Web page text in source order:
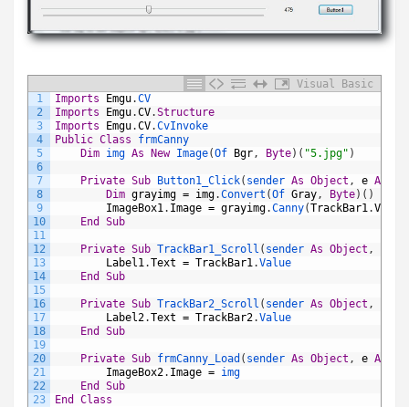
Visual Basic
1
2
3
4
5
6
7
8
9
10
11
12
13
14
15
16
17
18
19
20
21
22
23
Imports Emgu.CV
Imports
Emgu.CV.Structure
Imports
Emgu.CV.CvInvoke
Public Class
frmCanny
Dim img As New Image(Of Bgr, Byte) ( "5.jpg" )
Private Sub Button1_Click( sender As Object , e As
Dim grayimg = img.Convert (Of Gray, Byte) ( )
ImageBox1. Image = grayimg.Canny(TrackBar1.Value
End
Sub
Private Sub TrackBar1_Scroll ( sender As Object ,
Label1.Text = TrackBar1.Value
End
Sub
Private Sub TrackBar2_Scroll ( sender As Object ,
Label2.Text = TrackBar2.Value
End
Sub
Private Sub frmCanny_Load ( sender As Object , e As
ImageBox2. Image = img
End
Sub
End
Class